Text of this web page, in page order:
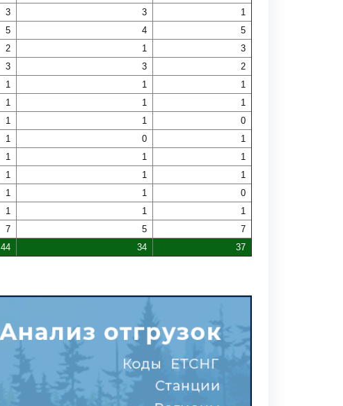
3 3
1
5 4
5
2 1
3
3 3
2
1 1
1
1 1
1
1 1
0
1 0
1
1 1
1
1 1
1
1 1
0
1 1
1
7 5
7
44 34 37